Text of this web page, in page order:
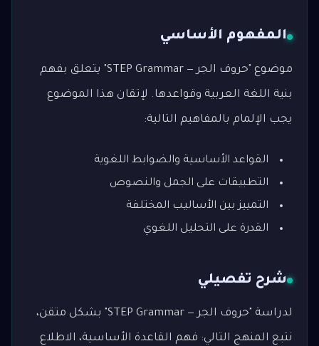
المفهوم الأساسي
موضوع "حروف الجر — STEP Grammar" يتعلق بفهم
بنية اللغة العربية وقواعدها. لإتقان هذا الموضوع
يجب الإلمام بالمفاهيم التالية:
القواعد الأساسية والضوابط اللغوية
التطبيقات على الجمل والنصوص
التمييز بين الأساليب المختلفة
القدرة على التحليل اللغوي
شرح تفصيلي
لدراسة "حروف الجر — STEP Grammar" بشكل متقن،
نتبع المنهج التالي: فهم القاعدة الأساسية، الاطلاع